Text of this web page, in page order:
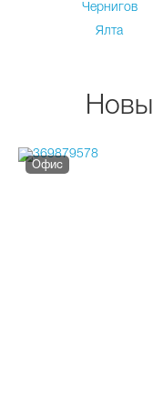
Чернигов
Ялта
Офис